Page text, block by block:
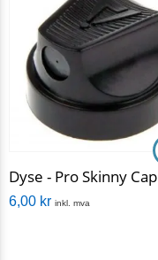
Dyse - Pro Skinny Cap
6,00 kr inkl. mva